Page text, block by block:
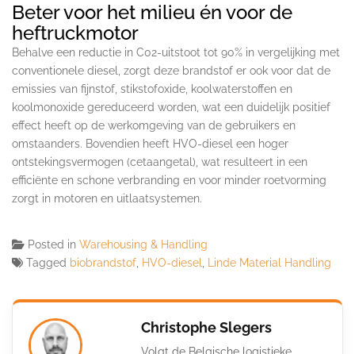
Beter voor het milieu én voor de
heftruckmotor
Behalve een reductie in C02-uitstoot tot 90% in vergelijking met
conventionele diesel, zorgt deze brandstof er ook voor dat de
emissies van fijnstof, stikstofoxide, koolwaterstoffen en
koolmonoxide gereduceerd worden, wat een duidelijk positief
effect heeft op de werkomgeving van de gebruikers en
omstaanders. Bovendien heeft HVO-diesel een hoger
ontstekingsvermogen (cetaangetal), wat resulteert in een
efficiënte en schone verbranding en voor minder roetvorming
zorgt in motoren en uitlaatsystemen.
Posted in Warehousing & Handling
Tagged biobrandstof HVO-diesel Linde Material Handling
Christophe Slegers